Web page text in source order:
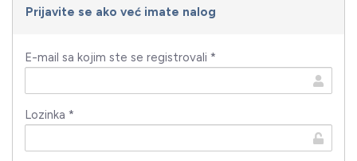
Prijavite se ako već imate nalog
E-mail sa kojim ste se registrovali *
Lozinka *